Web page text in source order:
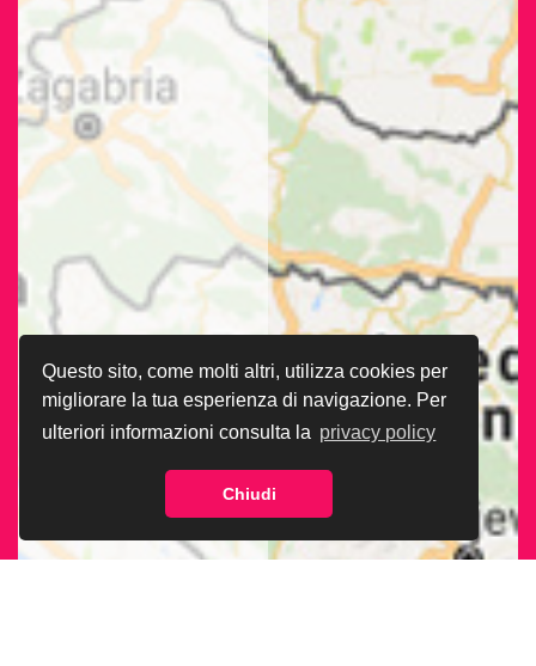
Questo sito, come molti altri, utilizza cookies per
migliorare la tua esperienza di navigazione. Per
ulteriori informazioni consulta la privacy policy
Chiudi